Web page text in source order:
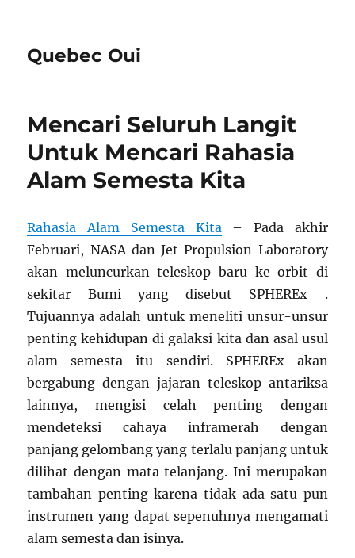
Quebec Oui
Mencari Seluruh Langit
Untuk Mencari Rahasia
Alam Semesta Kita
Rahasia Alam Semesta Kita– Pada akhir
Februari, NASA dan Jet Propulsion Laboratory
akan meluncurkan teleskop baru ke orbit di
sekitar Bumi yang disebut SPHEREx .
Tujuannya adalah untuk meneliti unsur-unsur
penting kehidupan di galaksi kita dan asal usul
alam semesta itu sendiri. SPHEREx akan
bergabung dengan jajaran teleskop antariksa
lainnya, mengisi celah penting dengan
mendeteksi cahaya inframerah dengan
panjang gelombang yang terlalu panjang untuk
dilihat dengan mata telanjang. Ini merupakan
tambahan penting karena tidak ada satu pun
instrumen yang dapat sepenuhnya mengamati
alam semesta dan isinya.